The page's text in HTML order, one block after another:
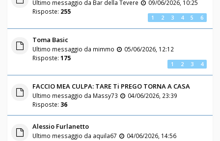
Ultimo messaggio da Bar della Tevere
09/06/2026, 10:25
Risposte: 255
1 2 3 4 5 6
Toma Basic
Ultimo messaggio da mimmo
05/06/2026, 12:12
Risposte: 175
1 2 3 4
FACCIO MEA CULPA: TARE Ti PREGO TORNA A CASA
Ultimo messaggio da Massy73
04/06/2026, 23:39
Risposte: 36
Alessio Furlanetto
Ultimo messaggio da aquila67
04/06/2026, 14:56